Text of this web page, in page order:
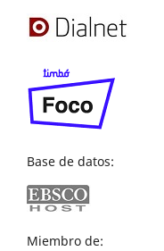
Base de datos:
Miembro de: